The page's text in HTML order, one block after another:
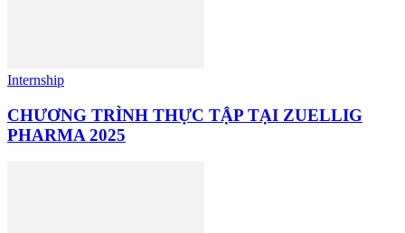
Internship
CHƯƠNG TRÌNH THỰC TẬP TẠI ZUELLIG
PHARMA 2025